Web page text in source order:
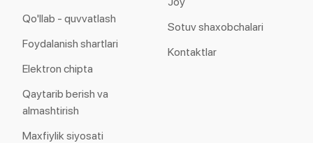
Qo'llab - quvvatlash
Foydalanish shartlari
Elektron chipta
Qaytarib berish va
almashtirish
Maxfiylik siyosati
Sotuv shaxobchalari
Kontaktlar